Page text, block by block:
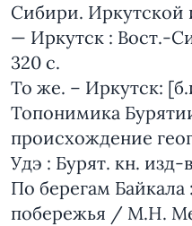
Сибири. Иркутской
— Иркутск : Вост.-
320 с.
То же. – Иркутск:
Топонимика
происхождение
Удэ : Бурят. кн. изд-
По берегам Байкала
побережья / М.Н.